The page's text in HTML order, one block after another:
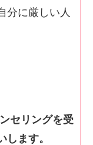
分に厳しい人
セリングを受
ます。